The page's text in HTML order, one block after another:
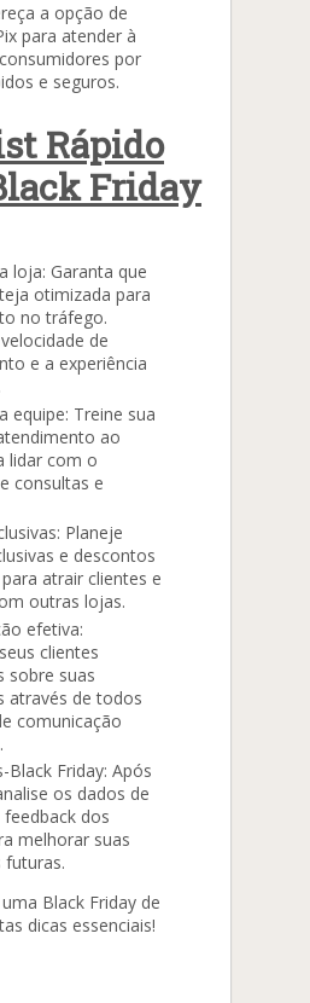
a opção de
para atender à
por
e seguros.
Rápido
Friday
loja: Garanta que
otimizada para
no tráfego.
de
e a experiência
equipe: Treine sua
ao
lidar com o
consultas e
Planeje
e descontos
atrair clientes e
outras lojas.
efetiva:
clientes
sobre suas
através de todos
comunicação
Black Friday: Após
os dados de
dos
melhorar suas
futuras.
Black Friday de
dicas essenciais!